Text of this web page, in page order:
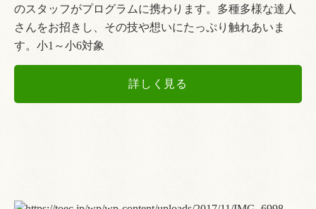
のスタッフがプログラムに携わります。多種多様な達人
さんをお招きし、その技や想いにたっぷり触れあいま
す。小1～小6対象
詳しく見る